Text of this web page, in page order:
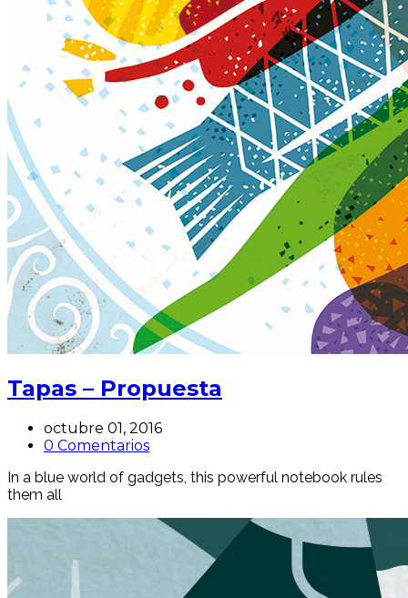
Tapas – Propuesta
octubre 01, 2016
0 Comentarios
In a blue world of gadgets, this powerful notebook rules
them all